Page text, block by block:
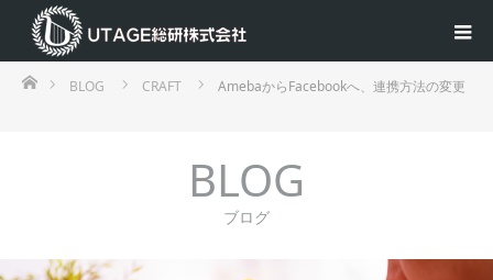
ホームBLOG CRAFT AmebaからFacebookへ、連携方法の変更
BLOG
ブログ